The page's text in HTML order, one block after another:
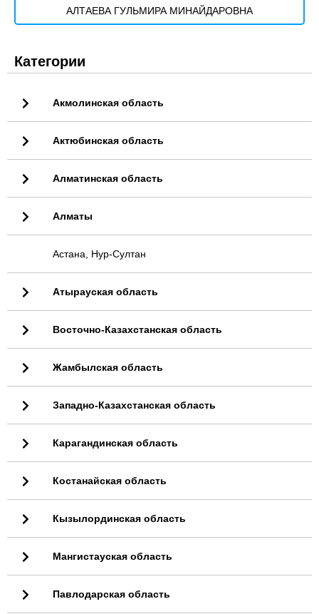
АЛТАЕВА ГУЛЬМИРА МИНАЙДАРОВНА
Категории
Акмолинская область
Актюбинская область
Алматинская область
Алматы
Астана, Нур-Султан
Атырауская область
Восточно-Казахстанская область
Жамбылская область
Западно-Казахстанская область
Карагандинская область
Костанайская область
Кызылординская область
Мангистауская область
Павлодарская область